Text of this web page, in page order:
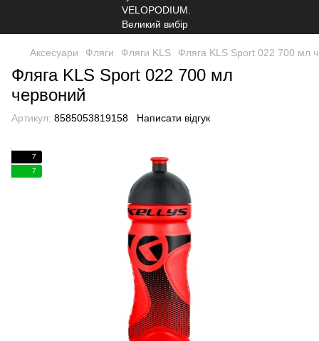
Аксесуари Фляги Фляги KLS Фляга KLS Sport 022 700 мл
Фляга KLS Sport 022 700 мл
червоний
Артикул: 8585053819158 Написати відгук
7
7